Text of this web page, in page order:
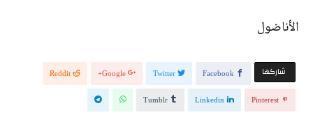
الأناضول
‫‫ شاركها‬ Facebook
Twitter
Google+
Reddit
Pinterest
Linkedin
Tumblr